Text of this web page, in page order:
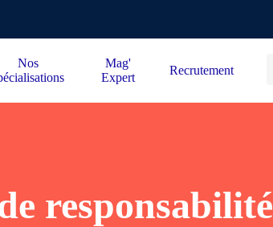
Nos
Mag'
Expert
Recrutement
responsabilité